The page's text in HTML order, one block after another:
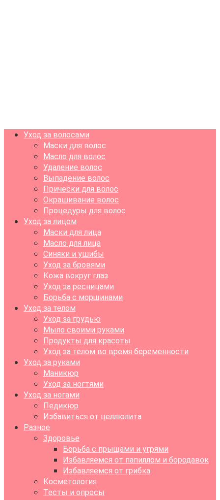
Уход за волосами
Маски для волос
Масло для волос
Удаление волос
Выпадение волос
Прически для волос
Окрашивание волос
Процедуры для волос
Уход за лицом
Маски для лица
Масло для лица
Синяки и ушибы
Уход за бровями
Кожа вокруг глаз
Уход за ресницами
Борьба с морщинами
Уход за телом
Уход за грудью
Мыло своими руками
Продукты для красоты
Уход за телом во время беременности
Уход за руками
Маникюр
Уход за ногтями
Уход за ногами
Педикюр
Избавиться от целлюлита
Разное
Здоровье
Борьба с прыщами и угрями
Избавляемся от папиллом и бородавок
Избавляемся от грибка
Косметология
Тесты и опросы